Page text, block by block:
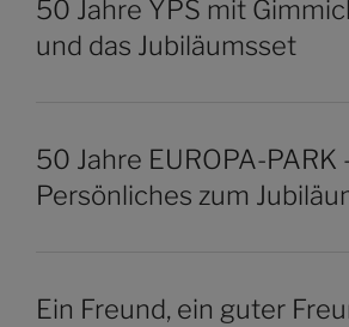
50 Jahre YPS mit
und das Jubiläumsset
50 Jahre EUROPA-PARK
Persönliches zum
Ein Freund, ein guter